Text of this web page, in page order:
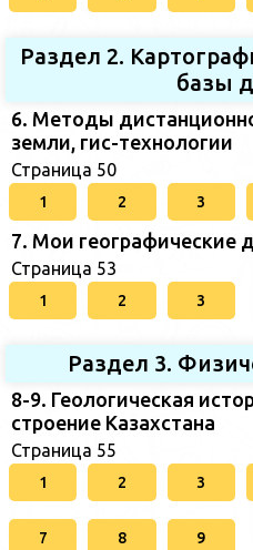
Раздел 2.
базы
6. Методы
земли, гис-технологии
Страница 50
1 2 3
7. Мои географические
Страница 53
1 2 3
Раздел 3.
8-9. Геологическая
строение Казахстана
Страница 55
1 2 3
7 8 9